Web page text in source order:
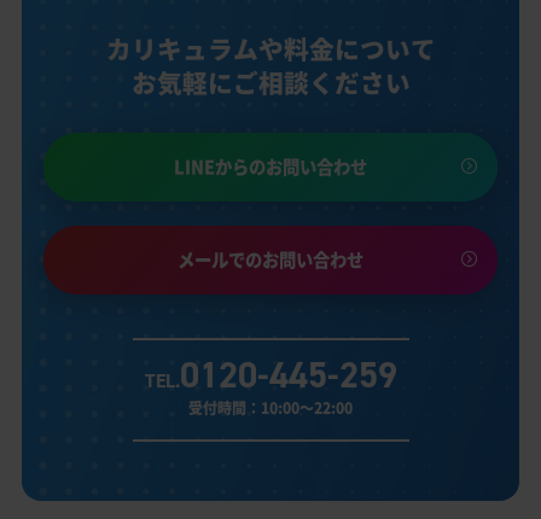
カリキュラムや料金について
お気軽にご相談ください
LINEからのお問い合わせ
メールでのお問い合わせ
TEL.0120-445-259
受付時間：10:00～22:00